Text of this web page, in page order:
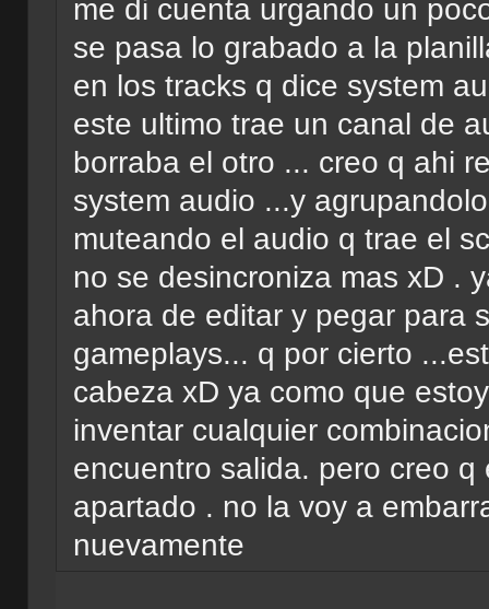
me di cuenta urgando un
se pasa lo grabado a la
en los tracks q dice system
este ultimo trae un canal de
borraba el otro ... creo q ahi
system audio ...y
muteando el audio q trae el
no se desincroniza mas xD .
ahora de editar y pegar para
gameplays... q por cierto
cabeza xD ya como que
inventar cualquier
encuentro salida. pero creo
apartado . no la voy a
nuevamente